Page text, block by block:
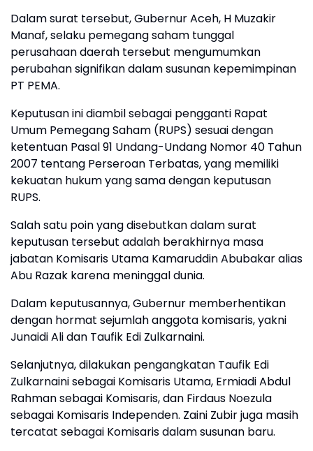
Dalam surat tersebut, Gubernur Aceh, H Muzakir
Manaf, selaku pemegang saham tunggal
perusahaan daerah tersebut mengumumkan
perubahan signifikan dalam susunan kepemimpinan
PT PEMA.
Keputusan ini diambil sebagai pengganti Rapat
Umum Pemegang Saham (RUPS) sesuai dengan
ketentuan Pasal 91 Undang-Undang Nomor 40 Tahun
2007 tentang Perseroan Terbatas, yang memiliki
kekuatan hukum yang sama dengan keputusan
RUPS.
Salah satu poin yang disebutkan dalam surat
keputusan tersebut adalah berakhirnya masa
jabatan Komisaris Utama Kamaruddin Abubakar alias
Abu Razak karena meninggal dunia.
Dalam keputusannya, Gubernur memberhentikan
dengan hormat sejumlah anggota komisaris, yakni
Junaidi Ali dan Taufik Edi Zulkarnaini.
Selanjutnya, dilakukan pengangkatan Taufik Edi
Zulkarnaini sebagai Komisaris Utama, Ermiadi Abdul
Rahman sebagai Komisaris, dan Firdaus Noezula
sebagai Komisaris Independen. Zaini Zubir juga masih
tercatat sebagai Komisaris dalam susunan baru.